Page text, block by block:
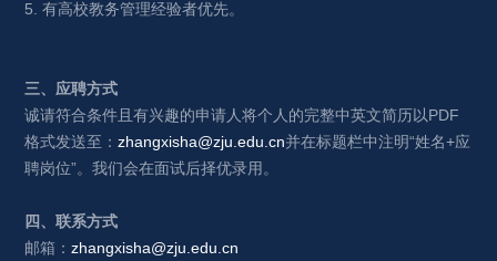
5. 有高校教务管理经验者优先。
三、应聘方式
诚请符合条件且有兴趣的申请人将个人的完整中英文简历以PDF
格式发送至：zhangxisha@zju.edu.cn并在标题栏中注明“姓名+应
聘岗位”。我们会在面试后择优录用。
四、联系方式
邮箱：zhangxisha@zju.edu.cn